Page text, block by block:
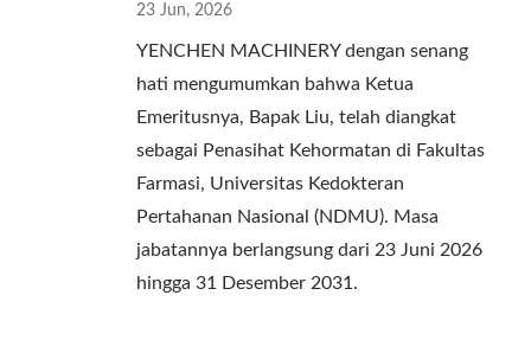
23 Jun, 2026
YENCHEN MACHINERY dengan senang
hati mengumumkan bahwa Ketua
Emeritusnya, Bapak Liu, telah diangkat
sebagai Penasihat Kehormatan di Fakultas
Farmasi, Universitas Kedokteran
Pertahanan Nasional (NDMU). Masa
jabatannya berlangsung dari 23 Juni 2026
hingga 31 Desember 2031.